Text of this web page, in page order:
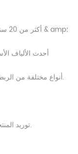
3) أنواع مختلفة من الربط الانصهار تغطي جميع تطبيقات الربط الألياف.
2) توريد المنتجات إلى أكثر من 50 دولة ومنطقة في العالم.